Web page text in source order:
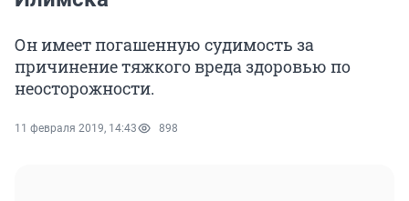
Он имеет погашенную судимость за
причинение тяжкого вреда здоровью по
неосторожности.
11 февраля 2019, 14:43 898